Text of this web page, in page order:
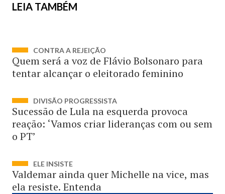
LEIA TAMBÉM
CONTRA A REJEIÇÃO
Quem será a voz de Flávio Bolsonaro para
tentar alcançar o eleitorado feminino
DIVISÃO PROGRESSISTA
Sucessão de Lula na esquerda provoca
reação: ‘Vamos criar lideranças com ou sem
o PT’
ELE INSISTE
Valdemar ainda quer Michelle na vice, mas
ela resiste. Entenda